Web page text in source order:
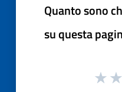
Quanto sono
su questa